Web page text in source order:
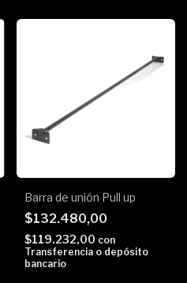
Barra de unión Pull up
$132.480,00
$119.232,00 con
Transferencia o depósito
bancario